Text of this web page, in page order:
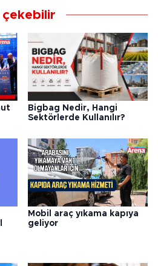
çekebilir
Bigbag Nedir, Hangi
Sektörlerde Kullanılır?
Mobil araç yıkama kapıya
geliyor